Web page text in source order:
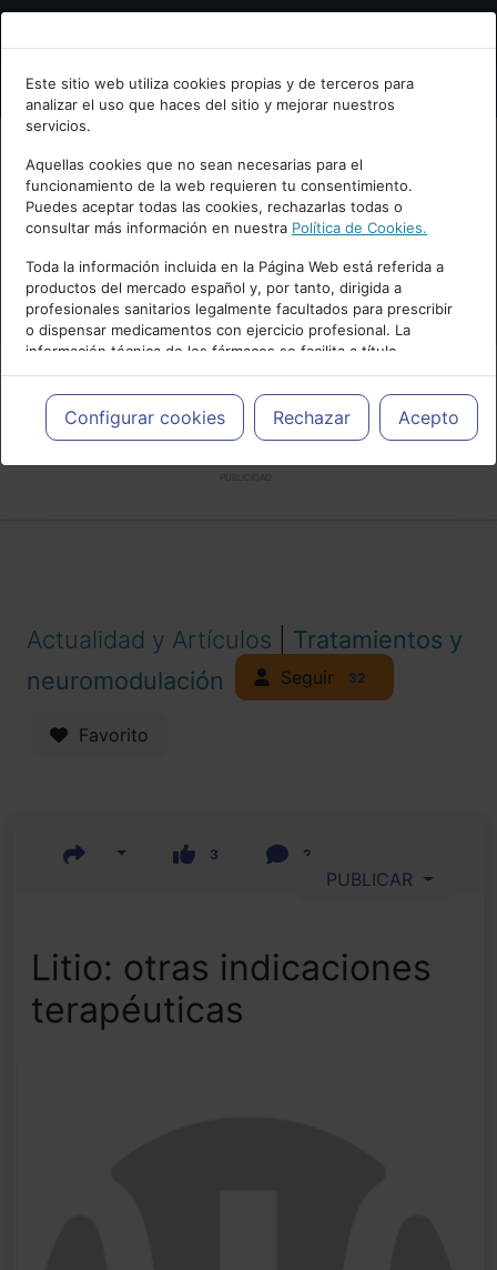
Bienvenid@ a psiquiatria.com
Escribe tu Email
Accede o regístrate con tu email.
Cancelar
Este sitio web utiliza cookies propias y de terceros para
analizar el uso que haces del sitio y mejorar nuestros
servicios.
Aquellas cookies que no sean necesarias para el
funcionamiento de la web requieren tu consentimiento.
Puedes aceptar todas las cookies, rechazarlas todas o
consultar más información en nuestra Política de Cookies.
Toda la información incluida en la Página Web está referida a
productos del mercado español y, por tanto, dirigida a
profesionales sanitarios legalmente facultados para prescribir
o dispensar medicamentos con ejercicio profesional. La
información técnica de los fármacos se facilita a título
meramente informativo, siendo responsabilidad de los
profesionales facultados prescribir medicamentos y decidir, en
cada caso concreto, el tratamiento más adecuado a las
necesidades del paciente.
Configurar cookies Rechazar Acepto
Actualidad y Artículos
Tratamientos y
neuromodulación
Seguir 32
Favorito
3 2
PUBLICAR
Litio: otras indicaciones
terapéuticas